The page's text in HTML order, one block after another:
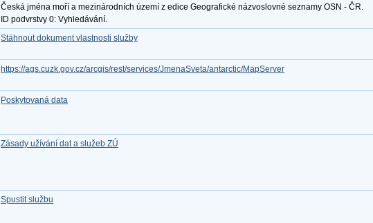
Česká jména moří a mezinárodních území z edice Geografické názvoslovné seznamy OSN - ČR.
ID podvrstvy 0: Vyhledávání.
Stáhnout dokument vlastnosti služby
https://ags.cuzk.gov.cz/arcgis/rest/services/JmenaSveta/antarctic/MapServer
Poskytovaná data
Zásady užívání dat a služeb ZÚ
Spustit službu